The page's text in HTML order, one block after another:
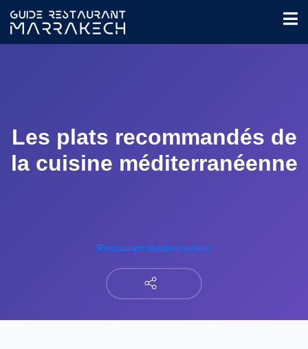
Les plats recommandés de
la cuisine méditerranéenne
Restaurant méditerranéen